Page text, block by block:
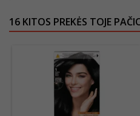
16 KITOS PREKĖS TOJE